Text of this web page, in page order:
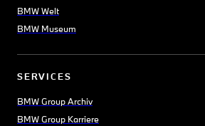
BMW Welt
BMW Museum
SERVICES
BMW Group Archiv
BMW Group Karriere